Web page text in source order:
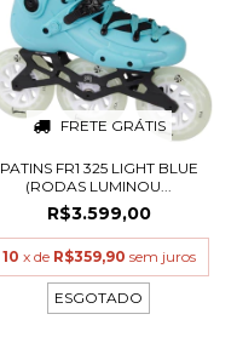
FRETE GRÁTIS
PATINS FR1 325 LIGHT BLUE
(RODAS LUMINOU...
R$3.599,00
10 x de R$359,90 sem juros
ESGOTADO